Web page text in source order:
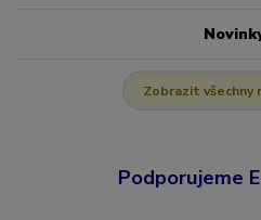
Zobrazit všechny
Podporujeme